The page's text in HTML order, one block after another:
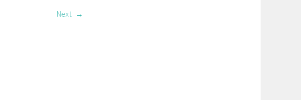
Next